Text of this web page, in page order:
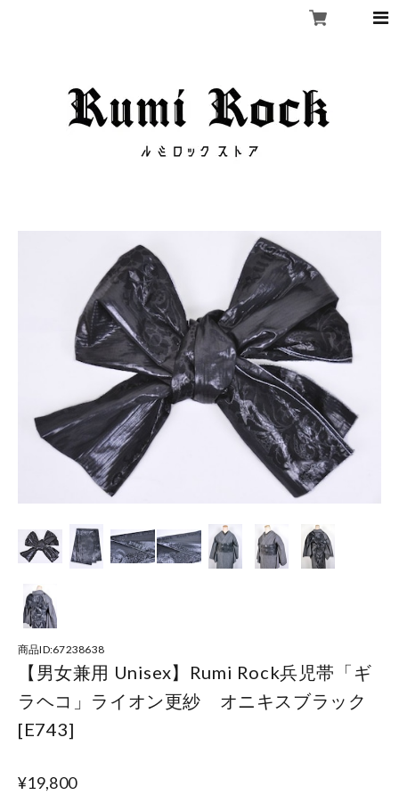
商品ID:67238638
【男女兼用 Unisex】Rumi Rock兵児帯「ギ
ラヘコ」ライオン更紗 オニキスブラック
[E743]
¥19,800